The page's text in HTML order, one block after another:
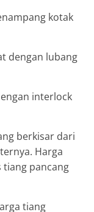
kotak
dengan lubang
interlock
berkisar dari
Harga
tiang pancang
tiang